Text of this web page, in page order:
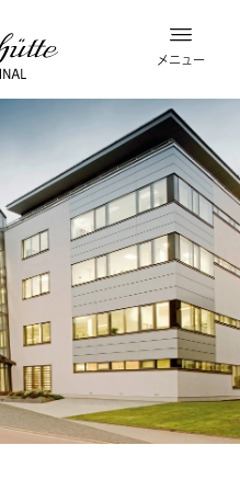
メニュー
製品
オリジナル”につ
しくはこちら